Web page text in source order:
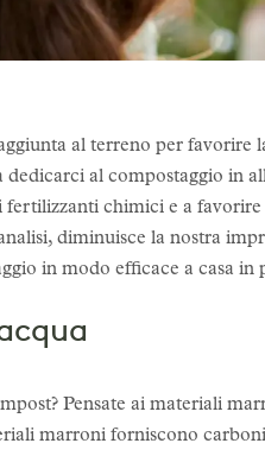
al terreno per favorire
al compostaggio in
chimici e a
diminuisce la nostra
in modo efficace a casa in
Pensate ai materiali
marroni forniscono